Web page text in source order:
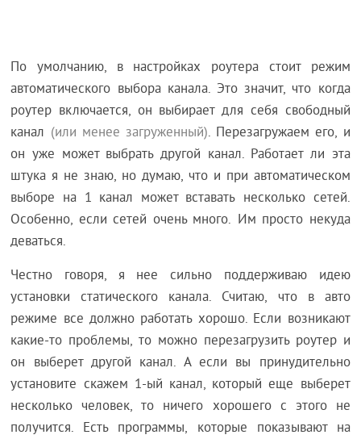
По умолчанию, в настройках роутера стоит режим
автоматического выбора канала. Это значит, что когда
роутер включается, он выбирает для себя свободный
канал (или менее загруженный). Перезагружаем его, и
он уже может выбрать другой канал. Работает ли эта
штука я не знаю, но думаю, что и при автоматическом
выборе на 1 канал может вставать несколько сетей.
Особенно, если сетей очень много. Им просто некуда
деваться.
Честно говоря, я нее сильно поддерживаю идею
установки статического канала. Считаю, что в авто
режиме все должно работать хорошо. Если возникают
какие-то проблемы, то можно перезагрузить роутер и
он выберет другой канал. А если вы принудительно
установите скажем 1-ый канал, который еще выберет
несколько человек, то ничего хорошего с этого не
получится. Есть программы, которые показывают на